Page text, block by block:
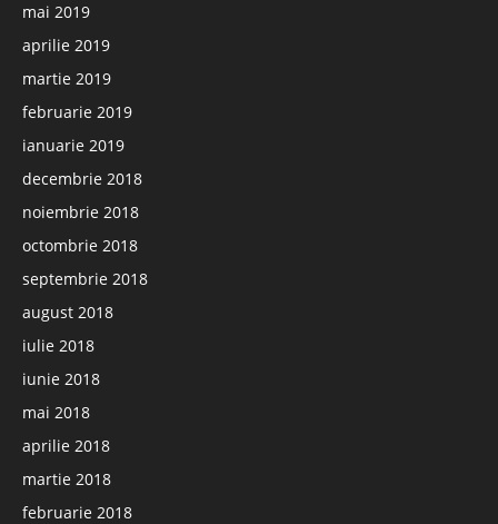
mai 2019
aprilie 2019
martie 2019
februarie 2019
ianuarie 2019
decembrie 2018
noiembrie 2018
octombrie 2018
septembrie 2018
august 2018
iulie 2018
iunie 2018
mai 2018
aprilie 2018
martie 2018
februarie 2018